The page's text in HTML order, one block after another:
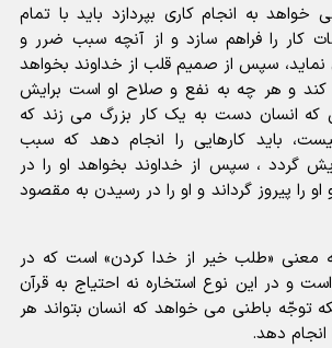
به انجام کاری بپردازد باید با تمام
کار را فراهم سازد و از آنچه سبب ضرر و
سپس از صمیم قلب از خداوند بخواهد
کند و هر چه به نفع و صلاح او است برایش
که انسان دست به یک کار بزرگ می زند که
باید کارهایی را انجام دهد که سبب
گردد ، سپس از خداوند بخواهد او را در
را پیروز گرداند و او را در رسیدن به مقصود
معنی «طلب خیر از خدا کردن» است که در
و در این نوع استخاره نه احتیاج به قرآن
توجّه باطنی می خواهد که انسان بتواند هر
انجام دهد.